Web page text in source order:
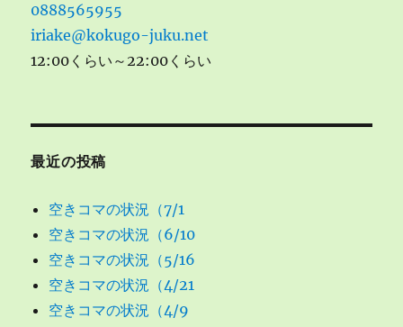
0888565955
iriake@kokugo-juku.net
12:00くらい～22:00くらい
最近の投稿
空きコマの状況（7/1
空きコマの状況（6/10
空きコマの状況（5/16
空きコマの状況（4/21
空きコマの状況（4/9